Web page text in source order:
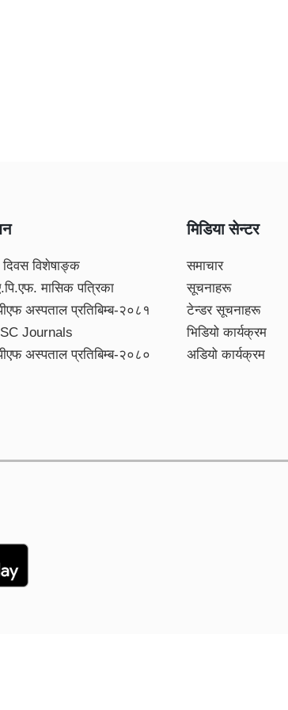
दिवस विशेषाङ्क
मासिक पत्रिका
अस्पताल प्रतिबिम्ब-२०८१
Journals
अस्पताल प्रतिबिम्ब-२०८०
मिडिया सेन्टर
समाचार
सूचनाहरू
टेन्डर सूचनाहरू
भिडियो कार्यक्रम
अडियो कार्यक्रम